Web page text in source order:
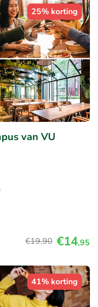
25% korting
van VU
€19,90 €14,95
41% korting